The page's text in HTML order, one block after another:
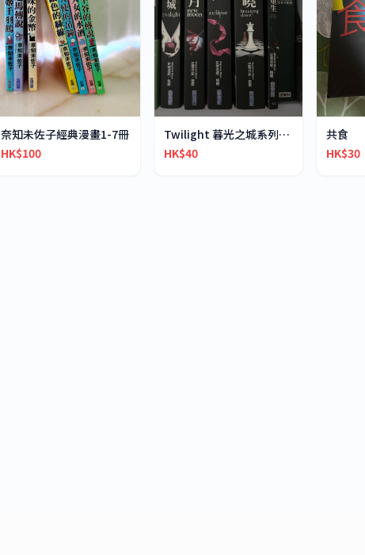
奈知未佐子經典漫畫1-7冊
HK$100
Twilight 暮光之城系列中文版
HK$40
共食
HK$30